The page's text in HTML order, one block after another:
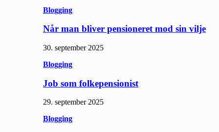
Blogging
Når man bliver pensioneret mod sin vilje
30. september 2025
Blogging
Job som folkepensionist
29. september 2025
Blogging